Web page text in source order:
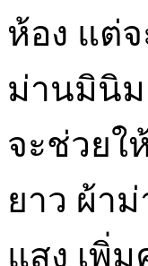
ห้อง แต่
ม่านมินิ
จะช่วยใ
ยาว ผ้า
แสง เพิ่